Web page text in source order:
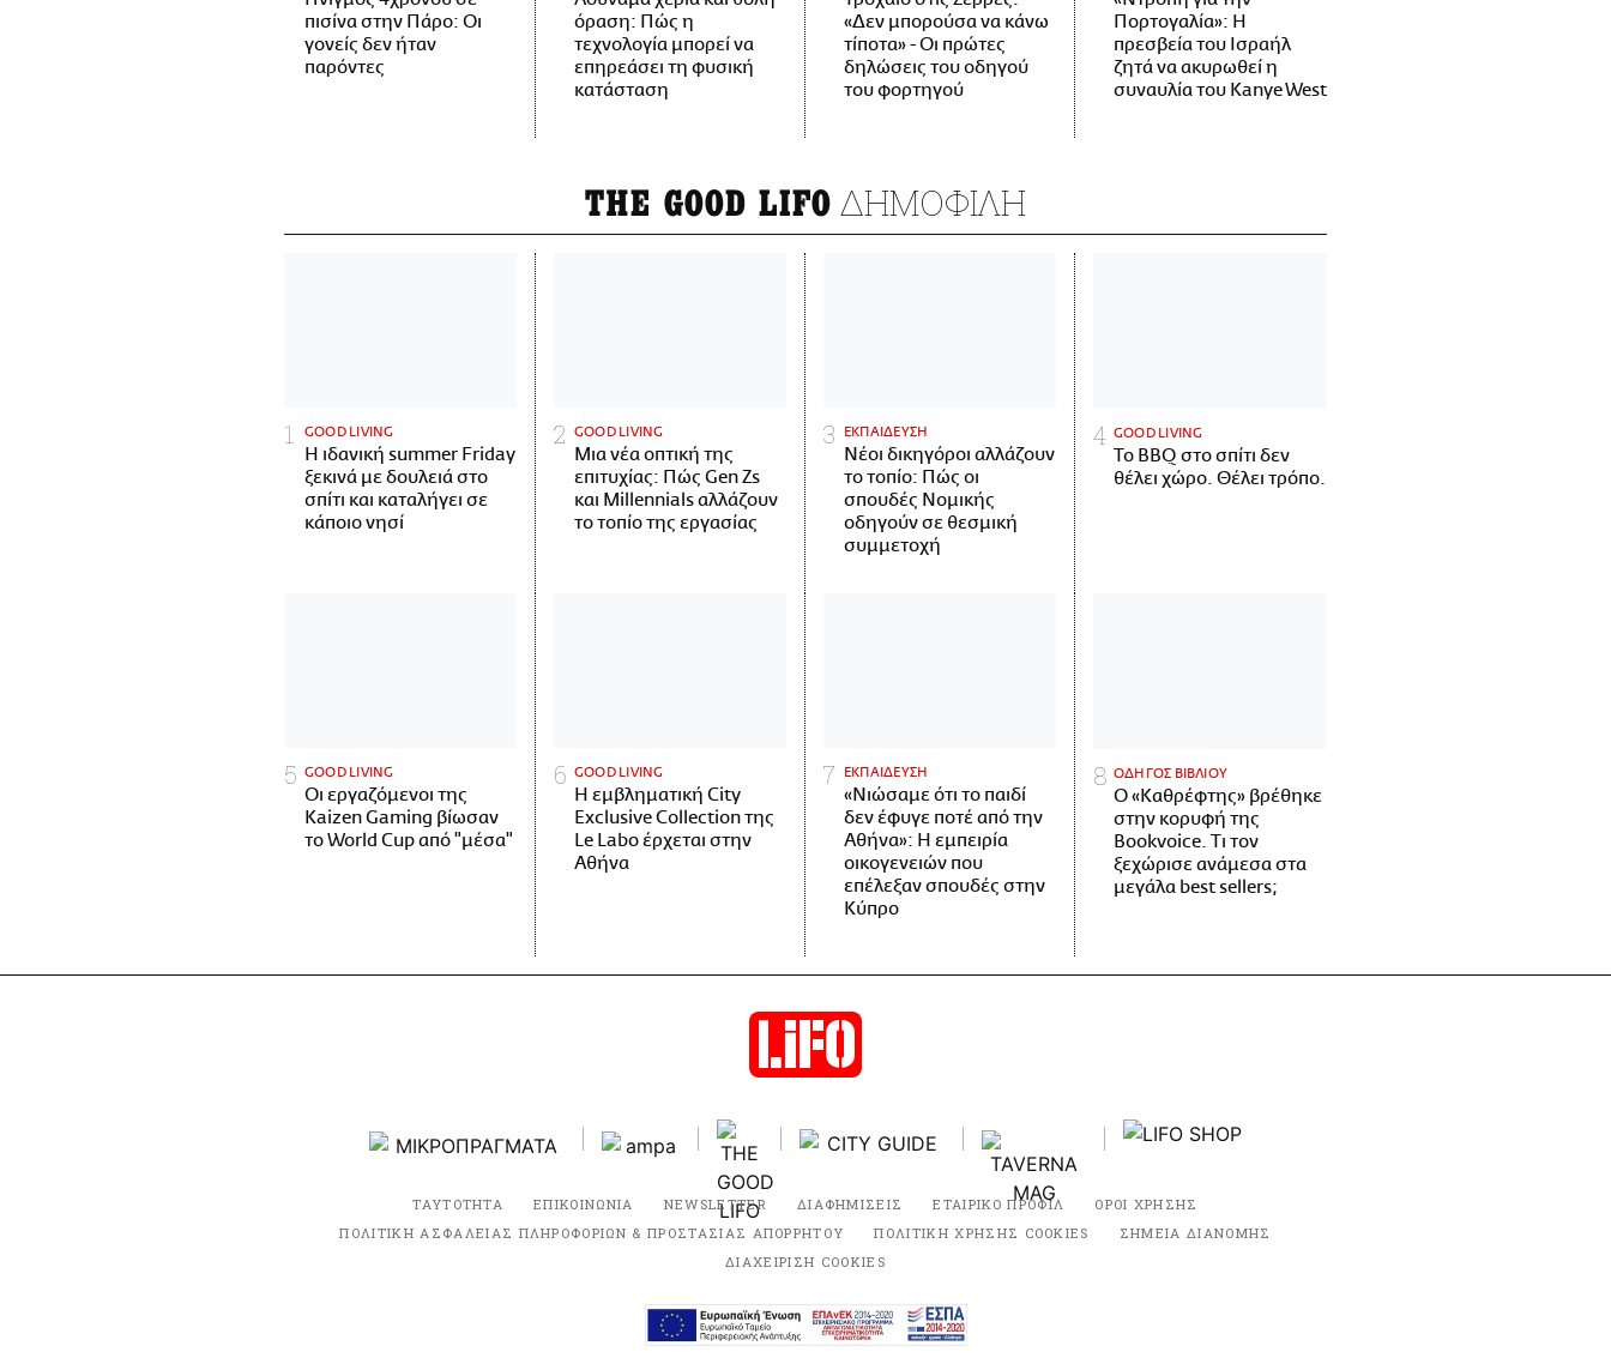
πισίνα στην Πάρο: Οι
γονείς δεν ήταν
παρόντες
όραση: Πώς η
τεχνολογία μπορεί να
επηρεάσει τη φυσική
κατάσταση
«Δεν μπορούσα να κάνω
τίποτα» - Οι πρώτες
δηλώσεις του οδηγού
του φορτηγού
Πορτογαλία»: Η
πρεσβεία του Ισραήλ
ζητά να ακυρωθεί η
συναυλία του Kanye West
THE GOOD LIFO ΔΗΜΟΦΙΛΗ
GOOD LIVING
Η ιδανική summer Friday
ξεκινά με δουλειά στο
σπίτι και καταλήγει σε
κάποιο νησί
GOOD LIVING
Μια νέα οπτική της
επιτυχίας: Πώς Gen Zs
και Millennials αλλάζουν
το τοπίο της εργασίας
ΕΚΠΑΙΔΕΥΣΗ
Νέοι δικηγόροι αλλάζουν
το τοπίο: Πώς οι
σπουδές Νομικής
οδηγούν σε θεσμική
συμμετοχή
GOOD LIVING
Το BBQ στο σπίτι δεν
θέλει χώρο. Θέλει τρόπο.
GOOD LIVING
Οι εργαζόμενοι της
Kaizen Gaming βίωσαν
το World Cup από "μέσα"
GOOD LIVING
Η εμβληματική City
Exclusive Collection της
Le Labo έρχεται στην
Αθήνα
ΕΚΠΑΙΔΕΥΣΗ
«Νιώσαμε ότι το παιδί
δεν έφυγε ποτέ από την
Αθήνα»: Η εμπειρία
οικογενειών που
επέλεξαν σπουδές στην
Κύπρο
ΟΔΗΓΟΣ ΒΙΒΛΙΟΥ
Ο «Καθρέφτης» βρέθηκε
στην κορυφή της
Bookvoice. Τι τον
ξεχώρισε ανάμεσα στα
μεγάλα best sellers;
ΤΑΥΤΟΤΗΤΑ ΕΠΙΚΟΙΝΩΝΙΑ NEWSLETTER ΔΙΑΦΗΜΙΣΕΙΣ ΕΤΑΙΡΙΚΟ ΠΡΟΦΙΛ
ΟΡΟΙ ΧΡΗΣΗΣ
ΠΟΛΙΤΙΚΗ ΑΣΦΑΛΕΙΑΣ ΠΛΗΡΟΦΟΡΙΩΝ & ΠΡΟΣΤΑΣΙΑΣ ΑΠΟΡΡΗΤΟΥ
ΠΟΛΙΤΙΚΗ ΧΡΗΣΗΣ COOKIES
ΣΗΜΕΙΑ ΔΙΑΝΟΜΗΣ
ΔΙΑΧΕΙΡΙΣΗ COOKIES